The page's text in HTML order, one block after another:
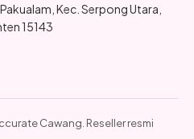
Kec. Serpong Utara,
15143
Cawang. Reseller resmi